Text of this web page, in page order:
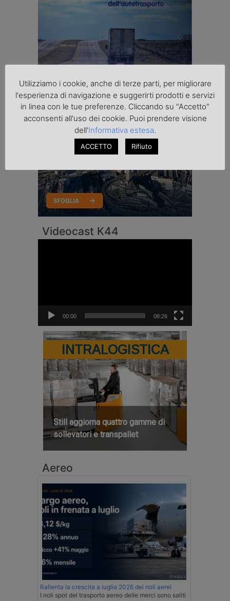
Videocast K44
00:00 08:26
INTRALOGISTICA
Still aggiorna quattro gamme di
sollevatori e transpallet
Aereo
Rallenta la crescita a luglio 2026 dei noli aerei
I noli spot del trasporto aereo delle merci sono saliti
Utilizziamo i cookie, anche di terze parti, per migliorare
l'esperienza di navigazione e suggerirti prodotti e servizi
in linea con le tue preferenze. Cliccando su "Accetto"
acconsenti all'uso dei cookie. Puoi prendere visione
dell'Informativa estesa.
ACCETTO Rifiuto